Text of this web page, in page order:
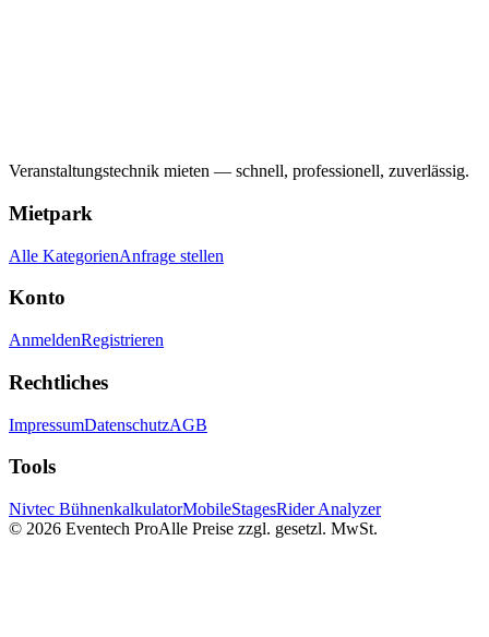
Veranstaltungstechnik mieten — schnell, professionell, zuverlässig.
Mietpark
Alle KategorienAnfrage stellen
Konto
AnmeldenRegistrieren
Rechtliches
ImpressumDatenschutzAGB
Tools
Nivtec BühnenkalkulatorMobileStagesRider Analyzer
© 2026 Eventech ProAlle Preise zzgl. gesetzl. MwSt.